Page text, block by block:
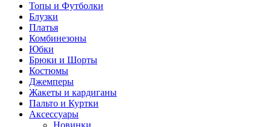
Топы и Футболки
Блузки
Платья
Комбинезоны
Юбки
Брюки и Шорты
Костюмы
Джемперы
Жакеты и кардиганы
Пальто и Куртки
Аксессуары
Новинки